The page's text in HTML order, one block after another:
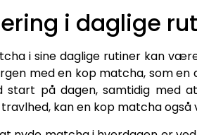
i daglige
i sine daglige rutiner kan
med en kop matcha, som
start på dagen, samtidig med
kan en kop matcha